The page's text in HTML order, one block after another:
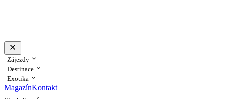
Zájezdy
Destinace
Exotika
MagazínKontakt